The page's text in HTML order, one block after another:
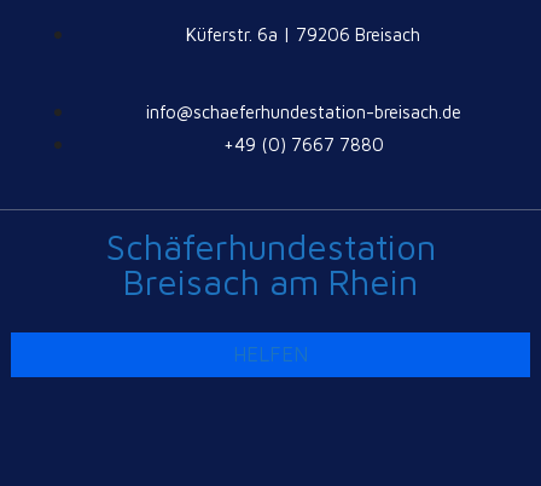
Küferstr. 6a | 79206 Breisach
info@schaeferhundestation-breisach.de
+49 (0) 7667 7880
Schäferhundestation
Breisach am Rhein
HELFEN